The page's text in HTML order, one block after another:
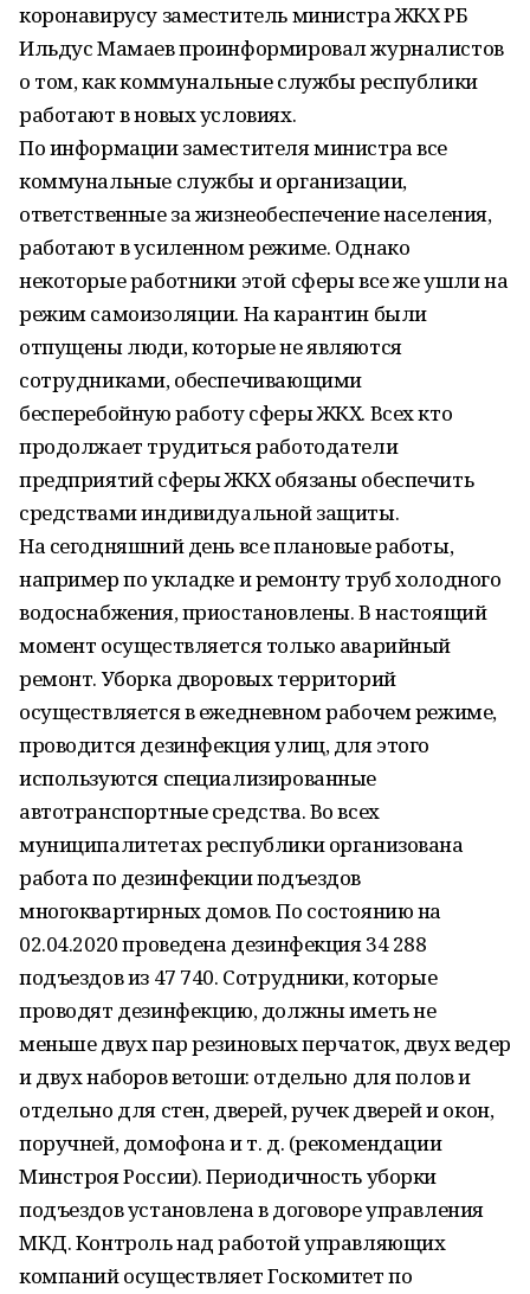
коронавирусу заместитель министра ЖКХ РБ
Ильдус Мамаев проинформировал журналистов
о том, как коммунальные службы республики
работают в новых условиях.
По информации заместителя министра все
коммунальные службы и организации,
ответственные за жизнеобеспечение населения,
работают в усиленном режиме. Однако
некоторые работники этой сферы все же ушли на
режим самоизоляции. На карантин были
отпущены люди, которые не являются
сотрудниками, обеспечивающими
бесперебойную работу сферы ЖКХ. Всех кто
продолжает трудиться работодатели
предприятий сферы ЖКХ обязаны обеспечить
средствами индивидуальной защиты.
На сегодняшний день все плановые работы,
например по укладке и ремонту труб холодного
водоснабжения, приостановлены. В настоящий
момент осуществляется только аварийный
ремонт. Уборка дворовых территорий
осуществляется в ежедневном рабочем режиме,
проводится дезинфекция улиц, для этого
используются специализированные
автотранспортные средства. Во всех
муниципалитетах республики организована
работа по дезинфекции подъездов
многоквартирных домов. По состоянию на
02.04.2020 проведена дезинфекция 34 288
подъездов из 47 740. Сотрудники, которые
проводят дезинфекцию, должны иметь не
меньше двух пар резиновых перчаток, двух ведер
и двух наборов ветоши: отдельно для полов и
отдельно для стен, дверей, ручек дверей и окон,
поручней, домофона и т. д. (рекомендации
Минстроя России). Периодичность уборки
подъездов установлена в договоре управления
МКД. Контроль над работой управляющих
компаний осуществляет Госкомитет по